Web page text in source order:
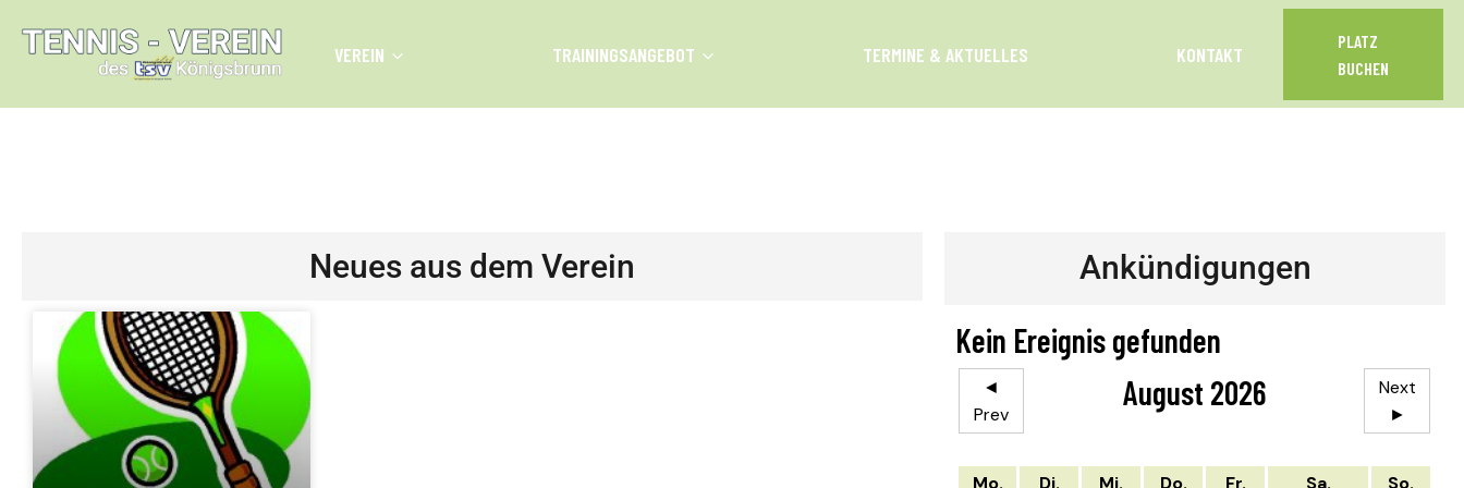
VEREIN TRAININGSANGEBOT TERMINE & AKTUELLES KONTAKT
PLATZ
BUCHEN
Neues aus dem Verein Ankündigungen
Kein Ereignis gefunden
◄
Prev
August 2026
Next
►
Mo. Di. Mi. Do. Fr. Sa. So.